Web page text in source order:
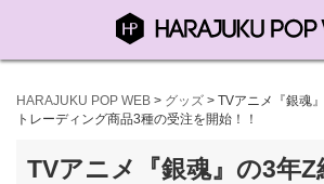
HARAJUKU POP WEB > グッズ > TVアニメ『銀魂
トレーディング商品3種の受注を開始！！
TVアニメ『銀魂』の3年Z